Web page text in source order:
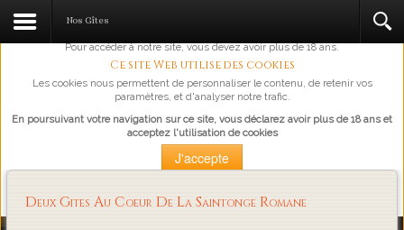
L'abus d'alcool est dangereux pour la santé, à consommer avec
Pour accéder à notre site, vous devez avoir plus de 18 ans.
Ce site Web utilise des cookies
Les cookies nous permettent de personnaliser le contenu, de retenir vos
paramètres, et d'analyser notre trafic.
En poursuivant votre navigation sur ce site, vous déclarez avoir plus de 18 ans et
acceptez l'utilisation de cookies
J'accepte
Loading...
Nos Gîtes
Deux Gites Au Coeur De La Saintonge Romane